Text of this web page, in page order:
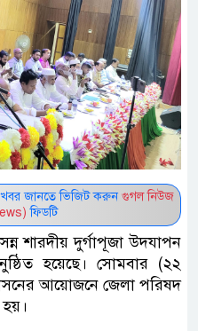
খবর জানতে ভিজিট করুন গুগল নিউজ
ফিডটি
শারদীয় দুর্গাপূজা উদযাপন
হয়েছে। সোমবার (২২
আয়োজনে জেলা পরিষদ